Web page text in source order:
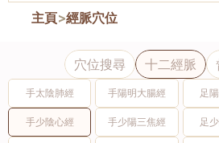
主頁>經脈穴位
穴位搜尋 十二經脈
手太陰肺經
手少陰心經
手陽明大腸經
手少陽三焦經
足
足